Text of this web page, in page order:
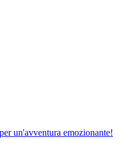
un'avventura emozionante!